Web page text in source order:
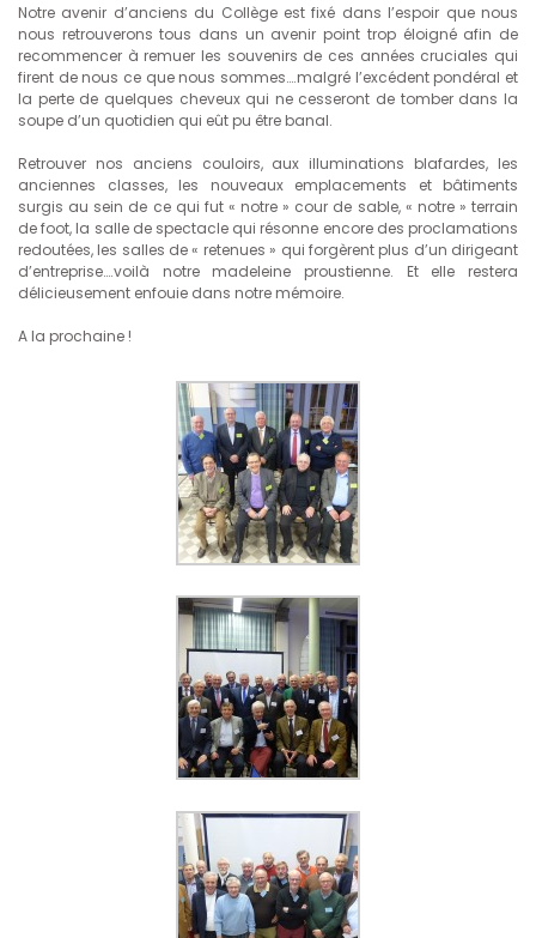
Notre avenir d’anciens du Collège est fixé dans l’espoir que nous
nous retrouverons tous dans un avenir point trop éloigné afin de
recommencer à remuer les souvenirs de ces années cruciales qui
firent de nous ce que nous sommes….malgré l’excédent pondéral et
la perte de quelques cheveux qui ne cesseront de tomber dans la
soupe d’un quotidien qui eût pu être banal.
Retrouver nos anciens couloirs, aux illuminations blafardes, les
anciennes classes, les nouveaux emplacements et bâtiments
surgis au sein de ce qui fut « notre » cour de sable, « notre » terrain
de foot, la salle de spectacle qui résonne encore des proclamations
redoutées, les salles de « retenues » qui forgèrent plus d’un dirigeant
d’entreprise….voilà notre madeleine proustienne. Et elle restera
délicieusement enfouie dans notre mémoire.
A la prochaine !